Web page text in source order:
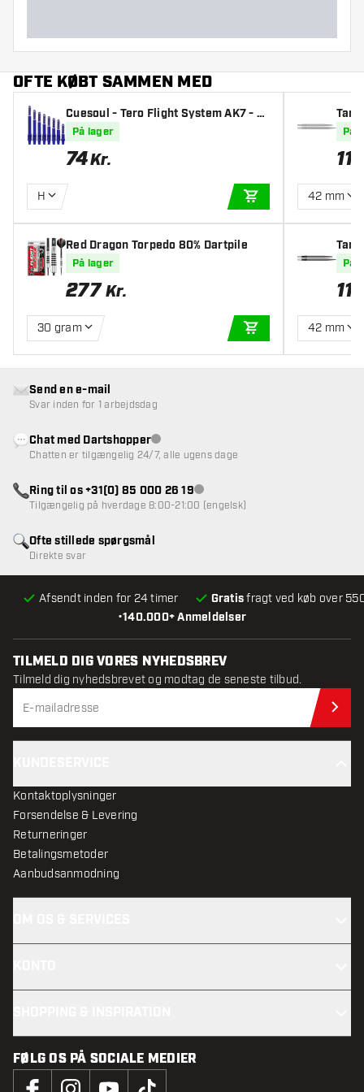
OFTE KØBT SAMMEN MED
Cuesoul - Tero Flight System AK7 - N
avy Blue Skafter
På lager
74Kr.
H
TILFØJ TIL KURV
Red Dragon Torpedo 80% Dartpile
På lager
277 Kr.
30 gram
TILFØJ TIL KURV
På
112
42 mm
ittler
På
112
42 mm
•140.000+ Anmeldelser
Afsendt inden for 24 timer Gratisfragt ved køb over
Ofte stillede spørgsmål
Direkte svar
Send en e-mail
Svar inden for 1 arbejdsdag
Chat med DartshopperKundeservice ikke tilgængelig
Chatten er tilgængelig 24/7, alle ugens dage
Ring til os +31(0) 85 000 26 19Kundeservice ikke tilgængelig
Tilgængelig på hverdage 8:00-21:00 (engelsk)
TILMELD DIG VORES NYHEDSBREV
Tilmeld dig nyhedsbrevet og modtag de seneste tilbud.
Kontaktoplysninger
Forsendelse & Levering
Returneringer
Betalingsmetoder
Aanbudsanmodning
FØLG OS PÅ SOCIALE MEDIER